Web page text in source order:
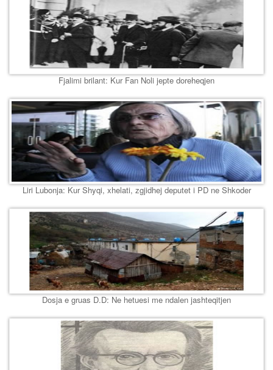
Fjalimi brilant: Kur Fan Noli jepte doreheqjen
Liri Lubonja: Kur Shyqi, xhelati, zgjidhej deputet i PD ne Shkoder
Dosja e gruas D.D: Ne hetuesi me ndalen jashteqitjen